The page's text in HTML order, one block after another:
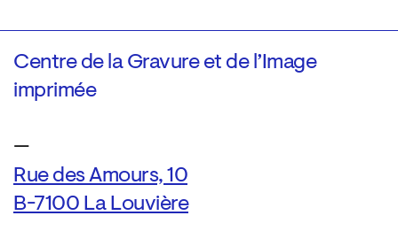
Centre de la Gravure et de l’Image
imprimée
—
Rue des Amours, 10
B-7100 La Louvière